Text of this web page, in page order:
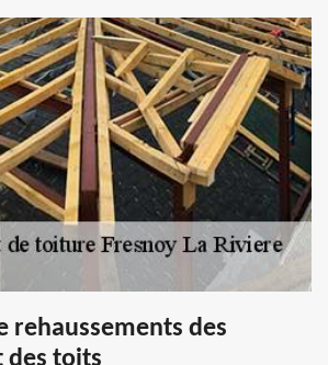
rehaussements des
des toits